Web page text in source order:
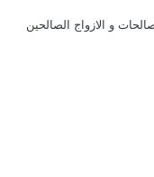
و الازواج الصالحين